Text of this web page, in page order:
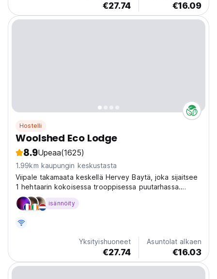
€27.74 €16.09
Hostelli
Woolshed Eco Lodge
8.9Upeaa(1625)
1.99km kaupungin keskustasta
Viipale takamaata keskellä Hervey Baytä, joka sijaitsee
1 hehtaarin kokoisessa trooppisessa puutarhassa.
Ilmainen WiFi kaikissa huoneissa ja 5 minuutin
kävelymatkan päässä rannalta, kahviloista ja baareista.
isännöity
Yksityishuoneet
€27.74
Asuntolat alkaen
€16.03